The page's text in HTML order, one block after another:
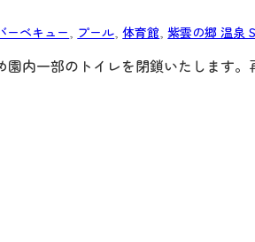
ーベキュー プール , 体育館 , 紫雲の郷 温泉
内一部のトイレを閉鎖いたします